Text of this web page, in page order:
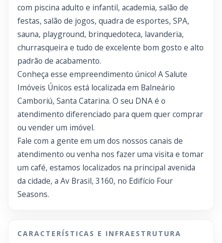
com piscina adulto e infantil, academia, salão de
festas, salão de jogos, quadra de esportes, SPA,
sauna, playground, brinquedoteca, lavanderia,
churrasqueira e tudo de excelente bom gosto e alto
padrão de acabamento.
Conheça esse empreendimento único! A Salute
Imóveis Únicos está localizada em Balneário
Camboriú, Santa Catarina. O seu DNA é o
atendimento diferenciado para quem quer comprar
ou vender um imóvel.
Fale com a gente em um dos nossos canais de
atendimento ou venha nos fazer uma visita e tomar
um café, estamos localizados na principal avenida
da cidade, a Av Brasil, 3160, no Edifício Four
Seasons.
CARACTERÍSTICAS E INFRAESTRUTURA